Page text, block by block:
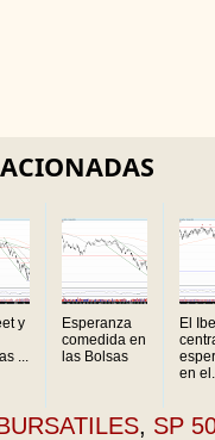
y
...
Esperanza
comedida en
las Bolsas
El
en
, SP